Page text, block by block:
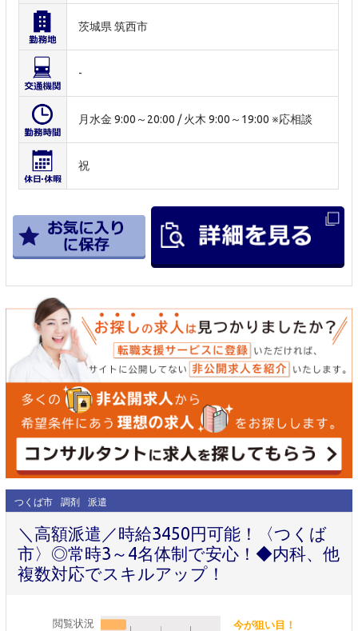
茨城県 筑西市
-
月水金 9:00～20:00 / 火木 9:00～19:00 ※応相談
祝
つくば市 調剤 派遣
＼高額派遣／時給3450円可能！〈つくば
市〉◎常時3～4名体制で安心！◆内科、他
複数対応でスキルアップ！
閲覧状況 今が狙い目！